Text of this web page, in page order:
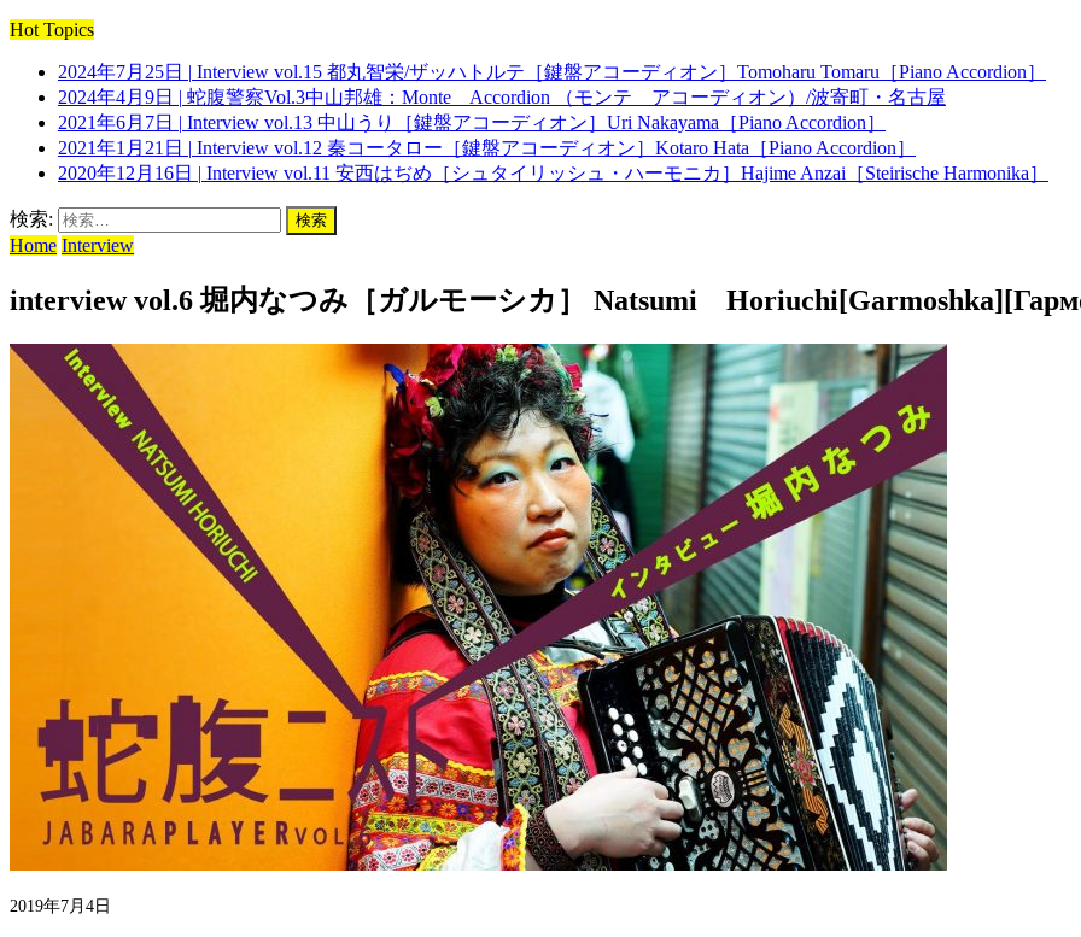
Hot Topics
2024年7月25日 | Interview vol.15 都丸智栄/ザッハトルテ［鍵盤アコーディオン］Tomoharu Tomaru［Piano Accordion］
2024年4月9日 | 蛇腹警察Vol.3中山邦雄：Monte Accordion （モンテ アコーディオン）/波寄町・名古屋
2021年6月7日 | Interview vol.13 中山うり［鍵盤アコーディオン］Uri Nakayama［Piano Accordion］
2021年1月21日 | Interview vol.12 秦コータロー［鍵盤アコーディオン］Kotaro Hata［Piano Accordion］
2020年12月16日 | Interview vol.11 安西はぢめ［シュタイリッシュ・ハーモニカ］Hajime Anzai［Steirische Harmonika］
検索:
Home Interview
interview vol.6 堀内なつみ［ガルモーシカ］ Natsumi
2019年7月4日